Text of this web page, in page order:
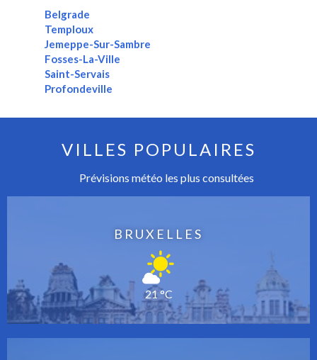
Belgrade
Temploux
Jemeppe-Sur-Sambre
Fosses-La-Ville
Saint-Servais
Profondeville
VILLES POPULAIRES
Prévisions météo les plus consultées
BRUXELLES
21 °C